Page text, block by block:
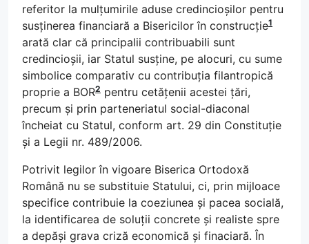
referitor la mulțumirile aduse credincioșilor pentru
susținerea financiară a Bisericilor în construcție1
arată clar că principalii contribuabili sunt
credincioșii, iar Statul susține, pe alocuri, cu sume
simbolice comparativ cu contribuția filantropică
proprie a BOR2 pentru cetățenii acestei țări,
precum și prin parteneriatul social-diaconal
încheiat cu Statul, conform art. 29 din Constituție
și a Legii nr. 489/2006.
Potrivit legilor în vigoare Biserica Ortodoxă
Română nu se substituie Statului, ci, prin mijloace
specifice contribuie la coeziunea și pacea socială,
la identificarea de soluții concrete și realiste spre
a depăși grava criză economică și finaciară. În